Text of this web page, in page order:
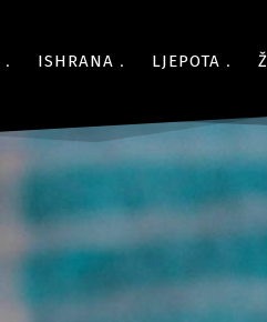
ISHRANA LJEPOTA